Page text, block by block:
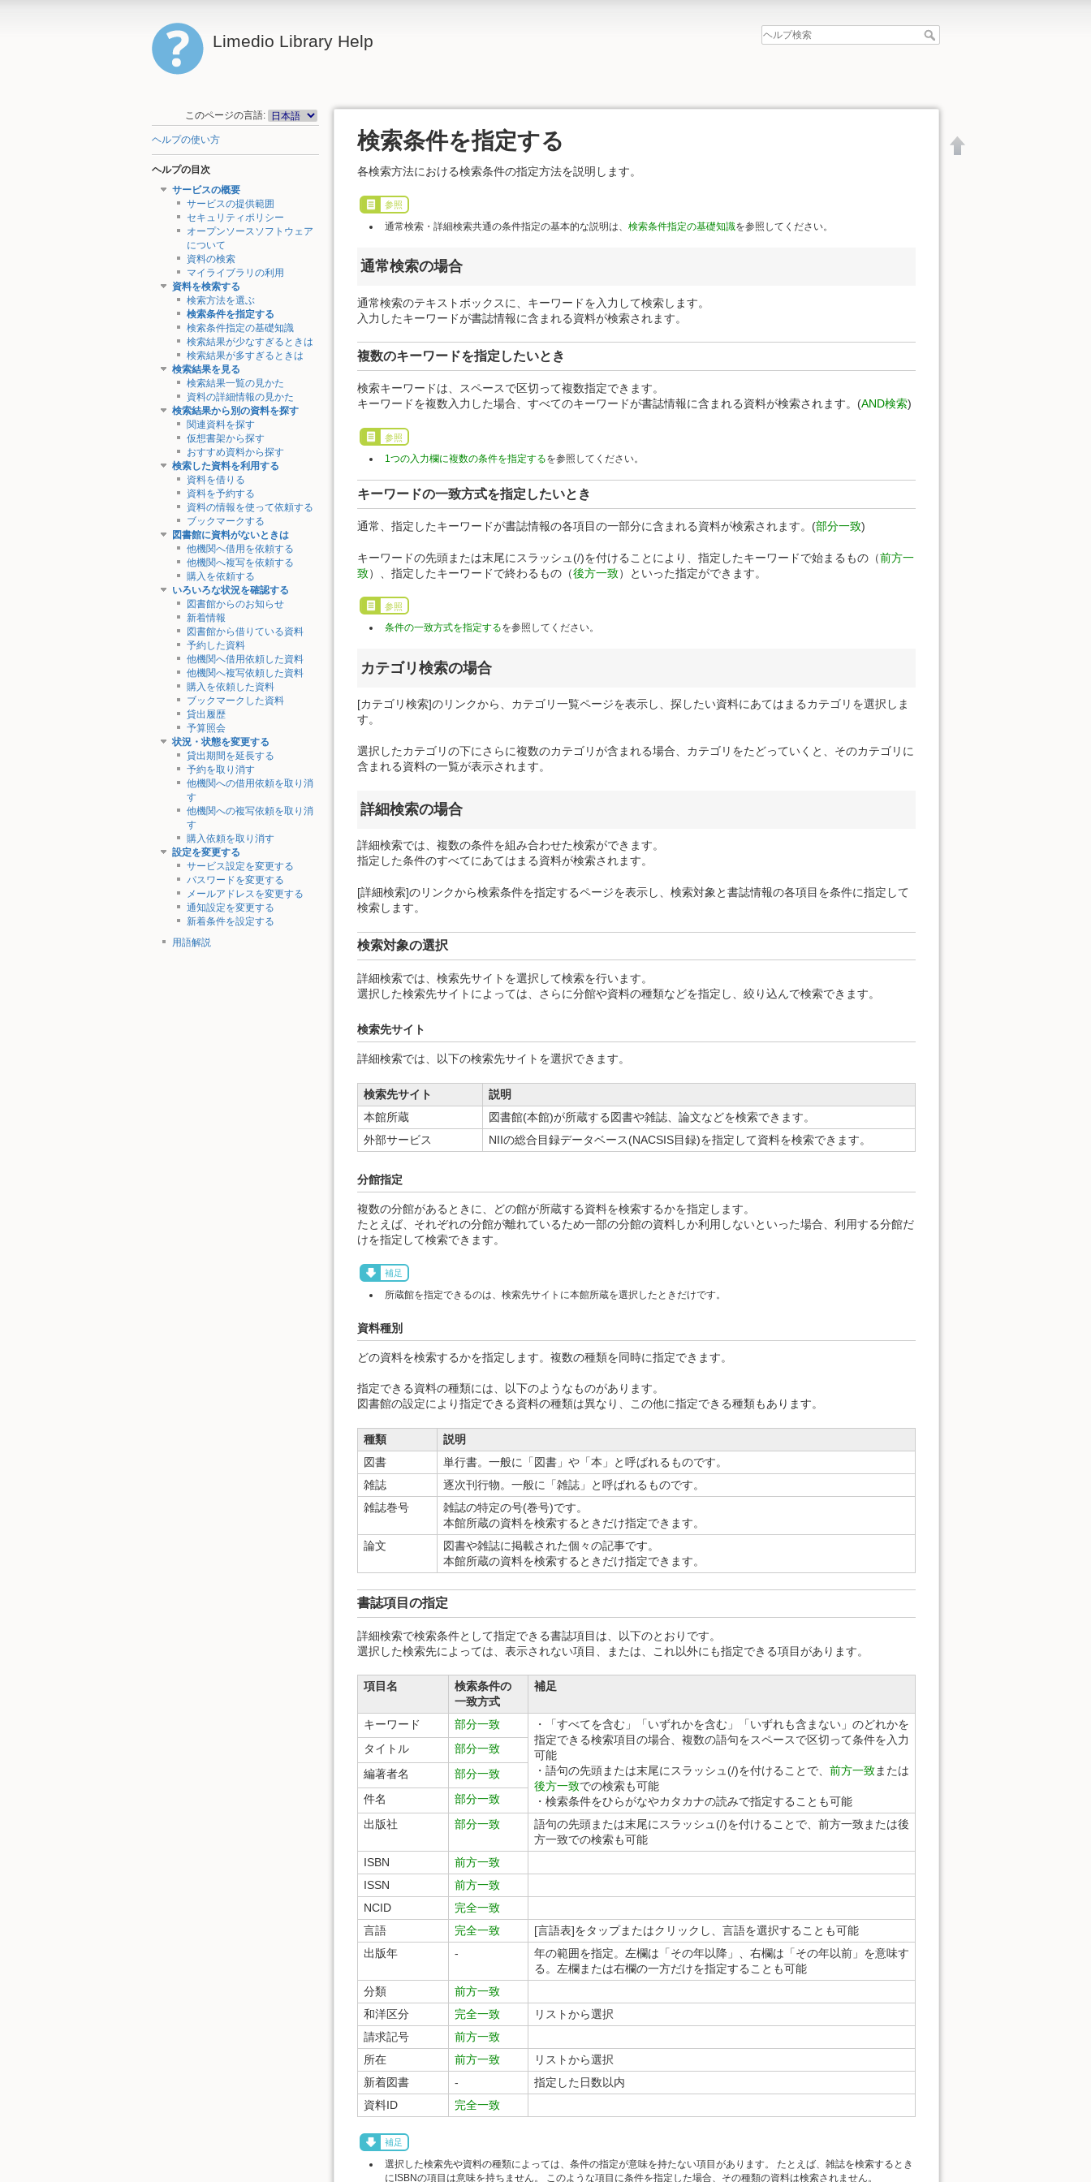
Limedio Library Help
このページの言語:
ヘルプの使い方
ヘルプの目次
サービスの概要
サービスの提供範囲
セキュリティポリシー
オープンソースソフトウェア
について
資料の検索
マイライブラリの利用
資料を検索する
検索方法を選ぶ
検索条件を指定する
検索条件指定の基礎知識
検索結果が少なすぎるときは
検索結果が多すぎるときは
検索結果を見る
検索結果一覧の見かた
資料の詳細情報の見かた
検索結果から別の資料を探す
関連資料を探す
仮想書架から探す
おすすめ資料から探す
検索した資料を利用する
資料を借りる
資料を予約する
資料の情報を使って依頼する
ブックマークする
図書館に資料がないときは
他機関へ借用を依頼する
他機関へ複写を依頼する
購入を依頼する
いろいろな状況を確認する
図書館からのお知らせ
新着情報
図書館から借りている資料
予約した資料
他機関へ借用依頼した資料
他機関へ複写依頼した資料
購入を依頼した資料
ブックマークした資料
貸出履歴
予算照会
状況・状態を変更する
貸出期間を延長する
予約を取り消す
他機関への借用依頼を取り消
す
他機関への複写依頼を取り消
す
購入依頼を取り消す
設定を変更する
サービス設定を変更する
パスワードを変更する
メールアドレスを変更する
通知設定を変更する
新着条件を設定する
用語解説
検索条件を指定する
各検索方法における検索条件の指定方法を説明します。
参照
通常検索・詳細検索共通の条件指定の基本的な説明は、検索条件指定の基礎知識を参照してください。
通常検索の場合
通常検索のテキストボックスに、キーワードを入力して検索します。
入力したキーワードが書誌情報に含まれる資料が検索されます。
複数のキーワードを指定したいとき
検索キーワードは、スペースで区切って複数指定できます。
キーワードを複数入力した場合、すべてのキーワードが書誌情報に含まれる資料が検索されます。(AND検索)
参照
1つの入力欄に複数の条件を指定するを参照してください。
キーワードの一致方式を指定したいとき
通常、指定したキーワードが書誌情報の各項目の一部分に含まれる資料が検索されます。(部分一致)
キーワードの先頭または末尾にスラッシュ(/)を付けることにより、指定したキーワードで始まるもの（前方一
致）、指定したキーワードで終わるもの（後方一致）といった指定ができます。
参照
条件の一致方式を指定するを参照してください。
カテゴリ検索の場合
[カテゴリ検索]のリンクから、カテゴリ一覧ページを表示し、探したい資料にあてはまるカテゴリを選択しま
す。
選択したカテゴリの下にさらに複数のカテゴリが含まれる場合、カテゴリをたどっていくと、そのカテゴリに
含まれる資料の一覧が表示されます。
詳細検索の場合
詳細検索では、複数の条件を組み合わせた検索ができます。
指定した条件のすべてにあてはまる資料が検索されます。
[詳細検索]のリンクから検索条件を指定するページを表示し、検索対象と書誌情報の各項目を条件に指定して
検索します。
検索対象の選択
詳細検索では、検索先サイトを選択して検索を行います。
選択した検索先サイトによっては、さらに分館や資料の種類などを指定し、絞り込んで検索できます。
検索先サイト
詳細検索では、以下の検索先サイトを選択できます。
検索先サイト
説明
本館所蔵
図書館(本館)が所蔵する図書や雑誌、論文などを検索できます。
外部サービス
NIIの総合目録データベース(NACSIS目録)を指定して資料を検索できます。
分館指定
複数の分館があるときに、どの館が所蔵する資料を検索するかを指定します。
たとえば、それぞれの分館が離れているため一部の分館の資料しか利用しないといった場合、利用する分館だ
けを指定して検索できます。
補足
所蔵館を指定できるのは、検索先サイトに本館所蔵を選択したときだけです。
資料種別
どの資料を検索するかを指定します。複数の種類を同時に指定できます。
指定できる資料の種類には、以下のようなものがあります。
図書館の設定により指定できる資料の種類は異なり、この他に指定できる種類もあります。
種類
説明
図書
単行書。一般に「図書」や「本」と呼ばれるものです。
雑誌
逐次刊行物。一般に「雑誌」と呼ばれるものです。
雑誌巻号
雑誌の特定の号(巻号)です。
本館所蔵の資料を検索するときだけ指定できます。
論文
図書や雑誌に掲載された個々の記事です。
本館所蔵の資料を検索するときだけ指定できます。
書誌項目の指定
詳細検索で検索条件として指定できる書誌項目は、以下のとおりです。
選択した検索先によっては、表示されない項目、または、これ以外にも指定できる項目があります。
項目名
検索条件の
一致方式
補足
キーワード 部分一致
・「すべてを含む」「いずれかを含む」「いずれも含まない」のどれかを
指定できる検索項目の場合、複数の語句をスペースで区切って条件を入力
可能
・語句の先頭または末尾にスラッシュ(/)を付けることで、 前方一致または
後方一致での検索も可能
・検索条件をひらがなやカタカナの読みで指定することも可能
タイトル
部分一致
編著者名
部分一致
件名
部分一致
出版社
部分一致
語句の先頭または末尾にスラッシュ(/)を付けることで、前方一致または後
方一致での検索も可能
ISBN
前方一致
ISSN
前方一致
NCID
完全一致
言語
完全一致
[言語表]をタップまたはクリックし、言語を選択することも可能
出版年
-
年の範囲を指定。左欄は「その年以降」、右欄は「その年以前」を意味す
る。左欄または右欄の一方だけを指定することも可能
分類
前方一致
和洋区分
完全一致
リストから選択
請求記号
前方一致
所在
前方一致
リストから選択
新着図書
-
指定した日数以内
資料ID
完全一致
補足
選択した検索先や資料の種類によっては、条件の指定が意味を持たない項目があります。 たとえば、雑誌を検索するとき
にISBNの項目は意味を持ちません。 このような項目に条件を指定した場合、その種類の資料は検索されません。